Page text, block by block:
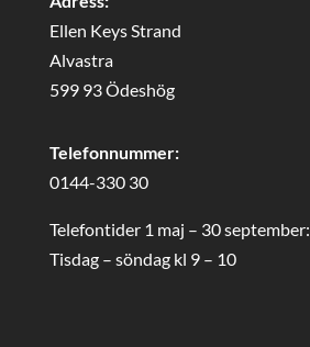
Ellen Keys Strand
Alvastra
599 93 Ödeshög
Telefonnummer:
0144-330 30
Telefontider 1 maj – 30 september:
Tisdag – söndag kl 9 – 10